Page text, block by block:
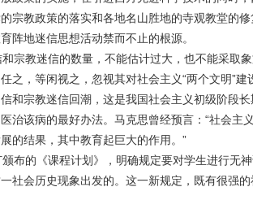
宗教政策的落实和各地名山胜地的寺观教堂的
阵地迷信思想活动禁而不止的根源。
宗教迷信的数量，不能估计过大，也不能采取
之，等闲视之，忽视其对社会主义“两个文明”建
和宗教迷信回潮，这是我国社会主义初级阶段长
治该病的最好办法。马克思曾经预言：“社会主
的结果，其中教育起巨大的作用。”
布的《课程计划》，明确规定要对学生进行无
社会历史现象出发的。这一新规定，既有很强